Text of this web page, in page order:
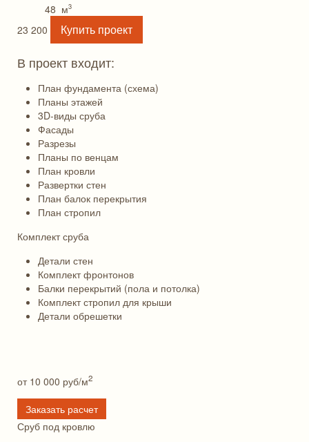
48 м3
23 200 Купить проект
В проект входит:
План фундамента (схема)
Планы этажей
3D-виды сруба
Фасады
Разрезы
Планы по венцам
План кровли
Развертки стен
План балок перекрытия
План стропил
Комплект сруба
Детали стен
Комплект фронтонов
Балки перекрытий (пола и потолка)
Комплект стропил для крыши
Детали обрешетки
от 10 000 руб/м2
Заказать расчет
Сруб под кровлю